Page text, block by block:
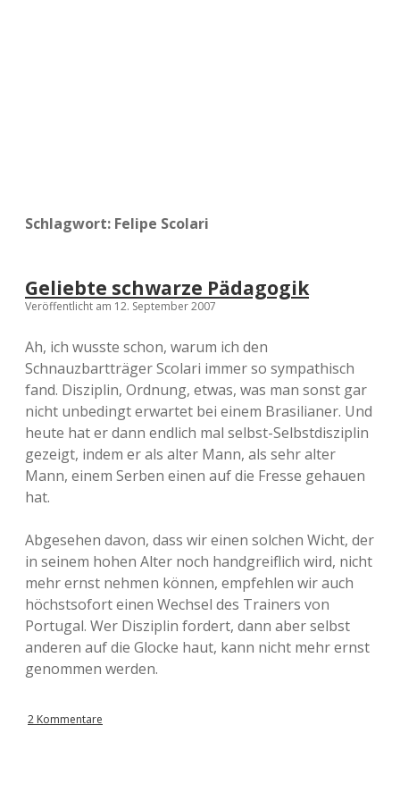
Schlagwort: Felipe Scolari
Geliebte schwarze Pädagogik
Veröffentlicht am 12. September 2007
Ah, ich wusste schon, warum ich den
Schnauzbartträger Scolari immer so sympathisch
fand. Disziplin, Ordnung, etwas, was man sonst gar
nicht unbedingt erwartet bei einem Brasilianer. Und
heute hat er dann endlich mal selbst-Selbstdisziplin
gezeigt, indem er als alter Mann, als sehr alter
Mann, einem Serben einen auf die Fresse gehauen
hat.
Abgesehen davon, dass wir einen solchen Wicht, der
in seinem hohen Alter noch handgreiflich wird, nicht
mehr ernst nehmen können, empfehlen wir auch
höchstsofort einen Wechsel des Trainers von
Portugal. Wer Disziplin fordert, dann aber selbst
anderen auf die Glocke haut, kann nicht mehr ernst
genommen werden.
2 Kommentare